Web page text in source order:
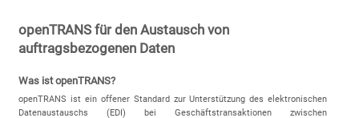
openTRANS für den Austausch von
auftragsbezogenen Daten
Was ist openTRANS?
openTRANS ist ein offener Standard zur Unterstützung des elektronischen
Datenaustauschs (EDI) bei Geschäftstransaktionen zwischen